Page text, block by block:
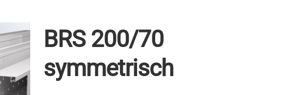
BRS 200/70
symmetrisch